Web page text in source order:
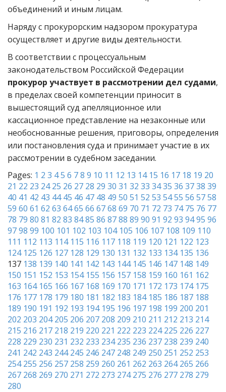
объединений и иным лицам.
Наряду с прокурорским надзором прокуратура
осуществляет и другие виды деятельности.
В соответствии с процессуальным
законодательством Российской Федерации
прокурор участвует в рассмотрении дел судами,
в пределах своей компетенции приносит в
вышестоящий суд апелляционное или
кассационное представление на незаконные или
необоснованные решения, приговоры, определения
или постановления суда и принимает участие в их
рассмотрении в судебном заседании.
Pages: 1 2 3 45 6 78 9 10 11 12 13 14 15 16 17 18 19 20
21 22 23 24 25 26 27 28 29 30 31 32 33 3435 36 3738 39
40 41 42 43 44 45 46 47 48 49 50 51 52 53 5455 56 5758
59 60 61 62 63 6465 66 6768 69 70 71 72 73 74 75 76 77
78 79 80 81 82 83 8485 86 8788 89 90 91 92 93 9495 96
9798 99 100 101 102 103 104 105 106 107 108 109 110
111 112 113 114 115 116 117 118 119 120 121 122 123
124 125 126 127 128 129 130 131 132 133 134 135 136
137 138 139 140 141 142 143 144 145 146 147 148 149
150 151 152 153 154 155 156 157 158 159 160 161 162
163 164 165 166 167 168 169 170 171 172 173 174 175
176 177 178 179 180 181 182 183 184 185 186 187 188
189 190 191 192 193 194 195 196 197 198 199 200 201
202 203 204 205 206 207 208 209 210 211 212 213 214
215 216 217 218 219 220 221 222 223 224 225 226 227
228 229 230 231 232 233 234 235 236 237 238 239 240
241 242 243 244 245 246 247 248 249 250 251 252 253
254 255 256 257 258 259 260 261 262 263 264 265 266
267 268 269 270 271 272 273 274 275 276 277 278 279
280